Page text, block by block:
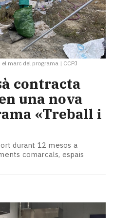
marc del programa | CCPJ
contracta
una nova
«Treball i
durant 12 mesos a
comarcals, espais